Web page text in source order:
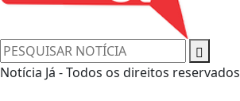
Notícia Já - Todos os direitos reservados